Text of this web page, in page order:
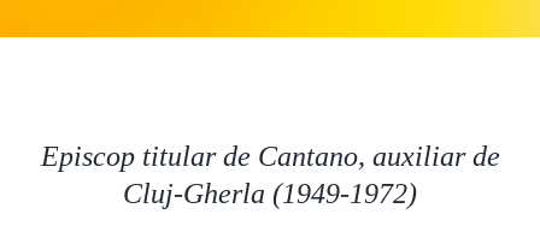
Liturgic
Episcop titular de Cantano, auxiliar de
Cluj-Gherla (1949-1972)